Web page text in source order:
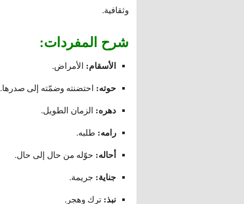
وثقافية.
شرح المفردات:
الأسقام: الأمراض.
حوته: احتضنته وضمّته إلى صدرها.
دهره: الزمان الطويل.
رامه: طلبه.
أحاله: حوّله من حال إلى حال.
جناية: جريمة.
نبذ: ترك وهجر.